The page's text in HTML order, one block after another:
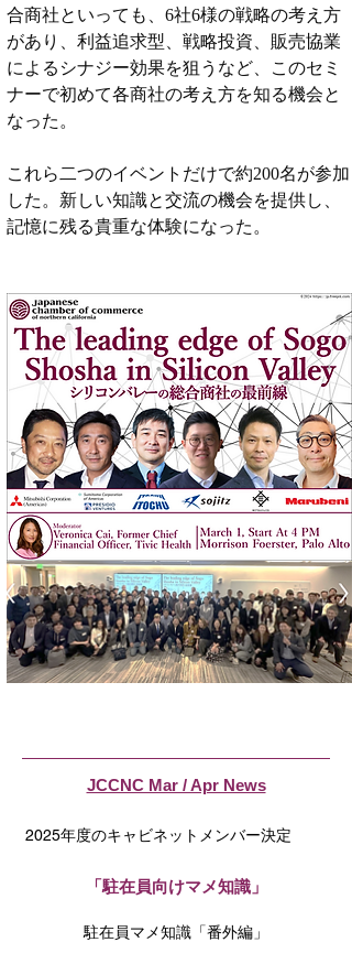
合商社といっても、6社6様の戦略の考え方
があり、利益追求型、戦略投資、販売協業
によるシナジー効果を狙うなど、このセミ
ナーで初めて各商社の考え方を知る機会と
なった。
これら二つのイベントだけで約200名が参加
した。新しい知識と交流の機会を提供し、
記憶に残る貴重な体験になった。
JCCNC Mar / Apr News
2025年度のキャビネットメンバー決定
「駐在員向けマメ知識」
駐在員マメ知識「番外編」